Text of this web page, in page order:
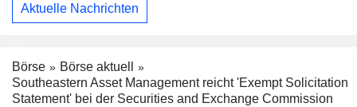
Aktuelle Nachrichten
Börse
Börse aktuell
Southeastern Asset Management reicht 'Exempt Solicitation
Statement' bei der Securities and Exchange Commission